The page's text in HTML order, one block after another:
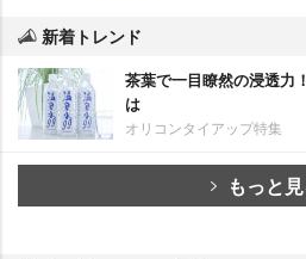
新着トレンド
茶葉で一目瞭然の浸透力
は
オリコンタイアップ特集
もっと